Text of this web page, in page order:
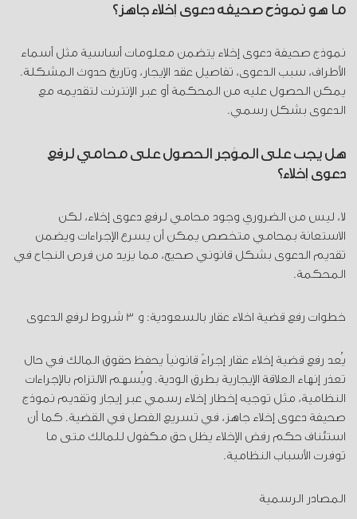
ما هو نموذج صحيفة دعوى إخلاء جاهز؟
نموذج صحيفة دعوى إخلاء يتضمن معلومات أساسية مثل أسماء
الأطراف، سبب الدعوى، تفاصيل عقد الإيجار، وتاريخ حدوث المشكلة.
يمكن الحصول عليه من المحكمة أو عبر الإنترنت لتقديمه مع
الدعوى بشكل رسمي.
هل يجب على المؤجر الحصول على محامي لرفع
دعوى إخلاء؟
لا، ليس من الضروري وجود محامي لرفع دعوى إخلاء، لكن
الاستعانة بمحامي متخصص يمكن أن يسرع الإجراءات ويضمن
تقديم الدعوى بشكل قانوني صحيح، مما يزيد من فرص النجاح في
المحكمة.
خطوات رفع قضية اخلاء عقار بالسعودية: و 3 شروط لرفع الدعوى
يُعد رفع قضية إخلاء عقار إجراءً قانونياً يحفظ حقوق المالك في حال
تعذر إنهاء العلاقة الإيجارية بطرق الودية. ويُسهم الالتزام بالإجراءات
النظامية، مثل توجيه إخطار إخلاء رسمي عبر إيجار وتقديم نموذج
صحيفة دعوى إخلاء جاهز، في تسريع الفصل في القضية. كما أن
استئناف حكم رفض الإخلاء يظل حق مكفول للمالك متى ما
توفرت الأسباب النظامية.
المصادر الرسمية